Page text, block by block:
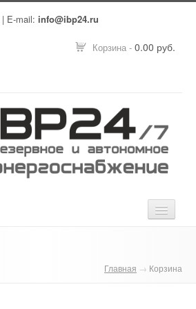
| E-mail: info@ibp24.ru
Корзина - 0.00 руб.
Главная → Корзина